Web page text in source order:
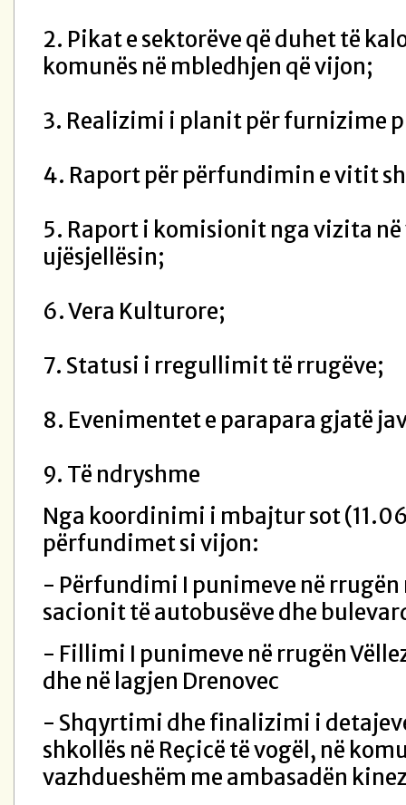
2. Pikat e sektorëve që duhet të
komunës në mbledhjen që vijon;
3. Realizimi i planit për furnizime
4. Raport për përfundimin e vitit
5. Raport i komisionit nga vizita
ujësjellësin;
6. Vera Kulturore;
7. Statusi i rregullimit të rrugëve;
8. Evenimentet e parapara gjatë
9. Të ndryshme
Nga koordinimi i mbajtur sot
përfundimet si vijon:
- Përfundimi I punimeve në rrugën
sacionit të autobusëve dhe
- Fillimi I punimeve në rrugën
dhe në lagjen Drenovec
- Shqyrtimi dhe finalizimi i
shkollës në Reçicë të vogël, në
vazhdueshëm me ambasadën